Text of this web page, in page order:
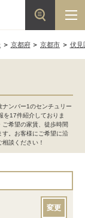
京都府 京都市 伏見
ンバー1のセンチュリー
を17件紹介しておりま
希望の家賃、徒歩時間
す。お客様にご希望に沿
談ください！
変更